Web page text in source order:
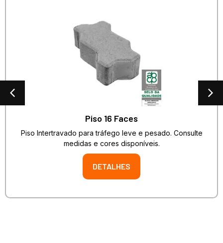
Piso 16 Faces
Piso Intertravado para tráfego leve e pesado. Consulte
medidas e cores disponíveis.
DETALHES